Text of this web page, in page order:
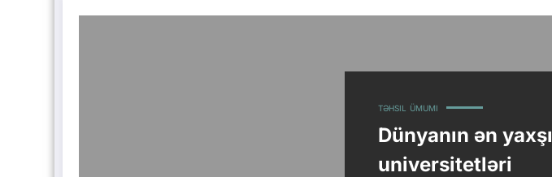
TƏHSIL ÜMUMI
Dünyanın ən yaxşı
universitetləri